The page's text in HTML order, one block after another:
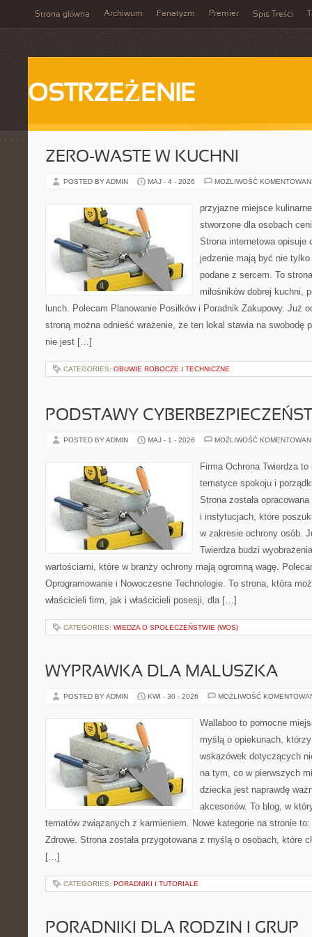
Strona główna Archiwum Fanatyzm Premier Spis Treści
OSTRZEŻENIE
ZERO-WASTE W KUCHNI
POSTED BY ADMIN MAJ - 4 - 2026 MOŻLIWOŚĆ
przyjazne miejsce
stworzone dla osobach
Strona internetowa opisuje
jedzenie mają być nie
podane z sercem. To
miłośników dobrej kuchni,
lunch. Polecam Planowanie Posiłków i Poradnik Zakupowy. Już
stroną można odnieść wrażenie, że ten lokal stawia na swobodę
nie jest […]
CATEGORIES: OBUWIE ROBOCZE I TECHNICZNE
PODSTAWY
POSTED BY ADMIN MAJ - 1 - 2026 MOŻLIWOŚĆ
Firma Ochrona Twierdza
tematyce spokoju i
Strona została
i instytucjach, które
w zakresie ochrony osób.
Twierdza budzi
wartościami, które w branży ochrony mają ogromną wagę.
Oprogramowanie i Nowoczesne Technologie. To strona, która
właścicieli firm, jak i właścicieli posesji, dla […]
CATEGORIES: WIEDZA O SPOŁECZEŃSTWIE (WOS)
WYPRAWKA DLA MALUSZKA
POSTED BY ADMIN KWI - 30 - 2026 MOŻLIWOŚĆ
Wallaboo to pomocne
myślą o opiekunach,
wskazówek dotyczących
na tym, co w pierwszych
dziecka jest naprawdę
akcesoriów. To blog, w
tematów związanych z karmieniem. Nowe kategorie na stronie
Zdrowe. Strona została przygotowana z myślą o osobach, które
[…]
CATEGORIES: PORADNIKI I TUTORIALE
PORADNIKI DLA RODZIN I GRUP